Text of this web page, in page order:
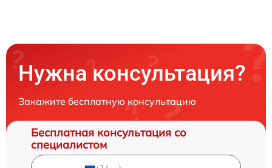
Нужна консультация?
Закажите бесплатную консультацию
Бесплатная консультация со
специалистом